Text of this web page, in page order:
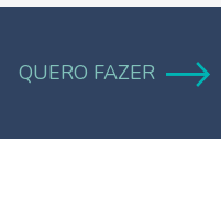
QUERO FAZER